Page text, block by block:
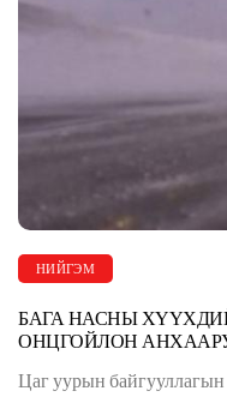
НИЙГЭМ
БАГА НАСНЫ
ОНЦГОЙЛОН
Цаг уурын байгууллагын